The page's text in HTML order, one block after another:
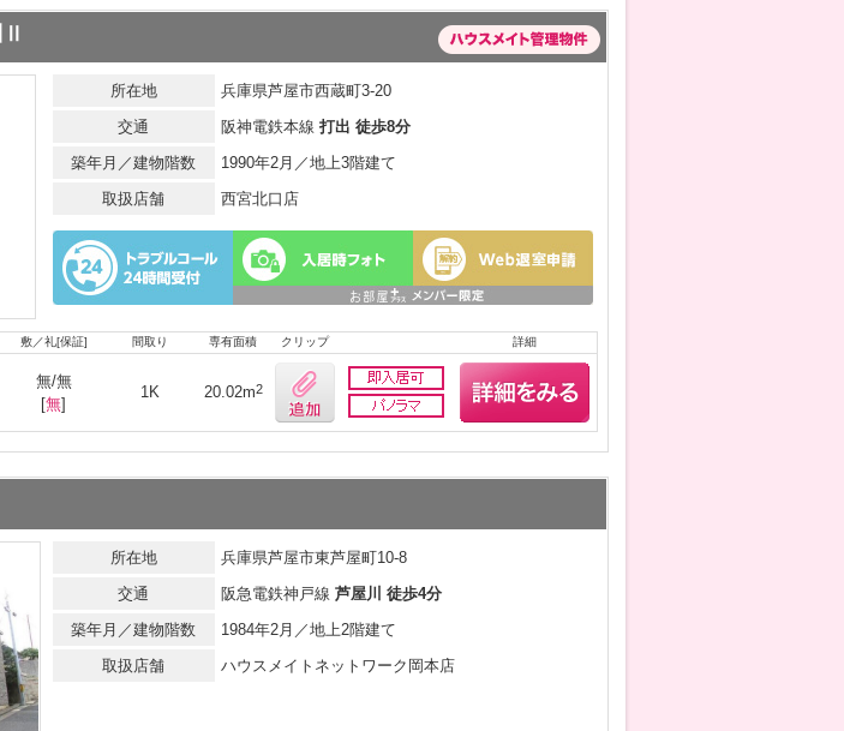
所在地
兵庫県芦屋市西蔵町3-20
交通
阪神電鉄本線 打出 徒歩8分
築年月／建物階数
1990年2月／地上3階建て
取扱店舗
西宮北口店
敷／礼[保証] 間取り 専有面積 クリップ 詳細
無/無
[無]
1K 20.02m2
所在地
兵庫県芦屋市東芦屋町10-8
交通
阪急電鉄神戸線 芦屋川 徒歩4分
築年月／建物階数
1984年2月／地上2階建て
取扱店舗
ハウスメイトネットワーク岡本店